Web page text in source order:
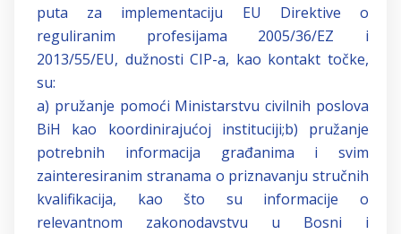
puta za implementaciju EU Direktive o
reguliranim profesijama 2005/36/EZ i
2013/55/EU, dužnosti CIP-a, kao kontakt točke,
su:
a) pružanje pomoći Ministarstvu civilnih poslova
BiH kao koordinirajućoj instituciji;b) pružanje
potrebnih informacija građanima i svim
zainteresiranim stranama o priznavanju stručnih
kvalifikacija, kao što su informacije o
relevantnom zakonodavstvu u Bosni i